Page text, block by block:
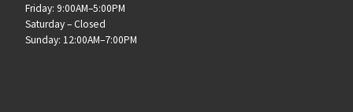
Friday: 9:00AM–5:00PM
Saturday – Closed
Sunday: 12:00AM–7:00PM